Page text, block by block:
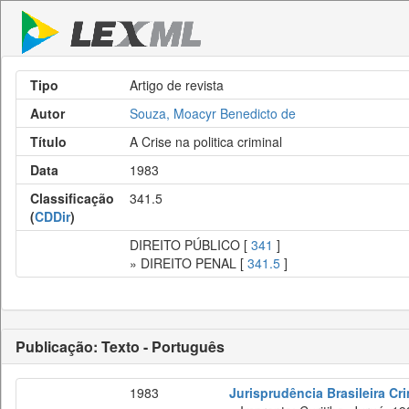
Tipo
Artigo de revista
Autor
Souza, Moacyr Benedicto de
Título
A Crise na politica criminal
Data
1983
Classificação
(CDDir)
341.5
DIREITO PÚBLICO [ 341 ]
» DIREITO PENAL [ 341.5 ]
Publicação: Texto - Português
1983
Jurisprudência Brasileira